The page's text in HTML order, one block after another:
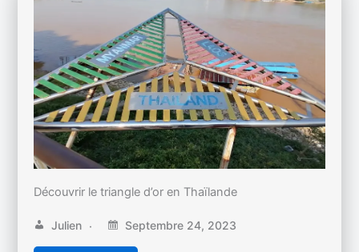
Découvrir le triangle d’or en Thaïlande
Julien Septembre 24, 2023